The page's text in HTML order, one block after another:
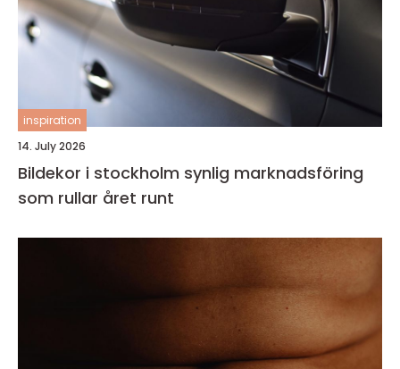
inspiration
14. July 2026
Bildekor i stockholm synlig marknadsföring
som rullar året runt